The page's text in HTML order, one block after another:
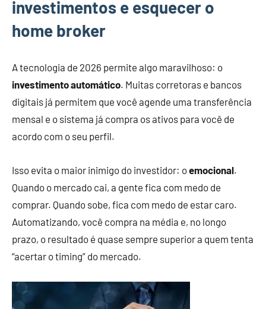
investimentos e esquecer o
home broker
A tecnologia de 2026 permite algo maravilhoso: o
investimento automático. Muitas corretoras e bancos
digitais já permitem que você agende uma transferência
mensal e o sistema já compra os ativos para você de
acordo com o seu perfil.
Isso evita o maior inimigo do investidor: oemocional.
Quando o mercado cai, a gente fica com medo de
comprar. Quando sobe, fica com medo de estar caro.
Automatizando, você compra na média e, no longo
prazo, o resultado é quase sempre superior a quem tenta
“acertar o timing” do mercado.